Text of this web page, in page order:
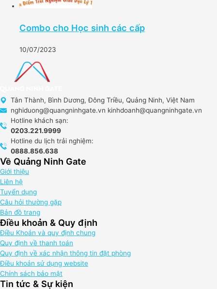
Combo cho Học sinh các cấp
10/07/2023
Tân Thành, Bình Dương, Đông Triều, Quảng Ninh, Việt Nam
nghiduong@quangninhgate.vn kinhdoanh@quangninhgate.vn
Hotline khách sạn:
0203.221.9999
Hotline du lịch trải nghiệm:
0888.856.638
Về Quảng Ninh Gate
Giới thiệu
Liên hệ
Tuyển dụng
Câu hỏi thường gặp
Bản đồ trang
Điều khoản & Quy định
Điều Khoản và quy định chung
Quy định về thanh toán
Quy định về xác nhận thông tin đặt phòng
Điều khoản sử dụng website
Chính sách bảo mật
Tin tức & Sự kiện